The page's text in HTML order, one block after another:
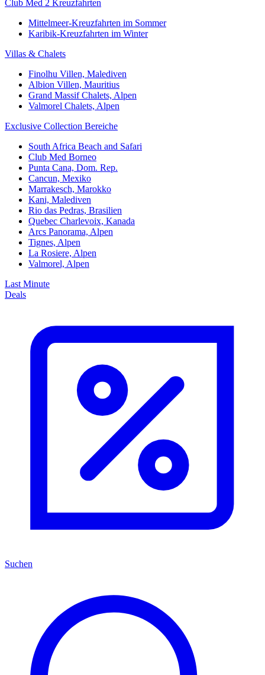
Club Med 2 Kreuzfahrten
Mittelmeer-Kreuzfahrten im Sommer
Karibik-Kreuzfahrten im Winter
Villas & Chalets
Finolhu Villen, Malediven
Albion Villen, Mauritius
Grand Massif Chalets, Alpen
Valmorel Chalets, Alpen
Exclusive Collection Bereiche
South Africa Beach and Safari
Club Med Borneo
Punta Cana, Dom. Rep.
Cancun, Mexiko
Marrakesch, Marokko
Kani, Malediven
Rio das Pedras, Brasilien
Quebec Charlevoix, Kanada
Arcs Panorama, Alpen
Tignes, Alpen
La Rosiere, Alpen
Valmorel, Alpen
Last Minute
Deals
Suchen